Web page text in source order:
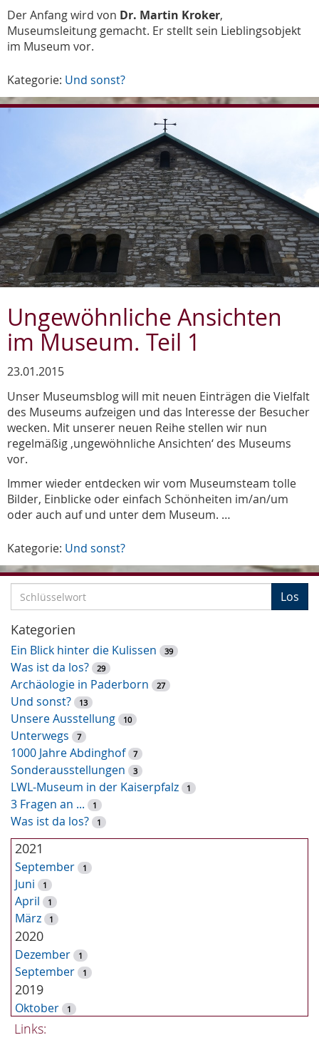
Der Anfang wird von Dr. Martin Kroker,
Museumsleitung gemacht. Er stellt sein Lieblingsobjekt
im Museum vor.
Kategorie: Und sonst?
Ungewöhnliche Ansichten
im Museum. Teil 1
23.01.2015
Unser Museumsblog will mit neuen Einträgen die Vielfalt
des Museums aufzeigen und das Interesse der Besucher
wecken. Mit unserer neuen Reihe stellen wir nun
regelmäßig ‚ungewöhnliche Ansichten‘ des Museums
vor.
Immer wieder entdecken wir vom Museumsteam tolle
Bilder, Einblicke oder einfach Schönheiten im/an/um
oder auch auf und unter dem Museum. …
Kategorie: Und sonst?
c
h
l
ü
s
s
e
l
w
o
r
t
-
S
u
h
e
Los
Kategorien
Ein Blick hinter die Kulissen 39
Was ist da los? 29
Archäologie in Paderborn 27
Und sonst? 13
Unsere Ausstellung 10
Unterwegs 7
1000 Jahre Abdinghof 7
Sonderausstellungen 3
LWL-Museum in der Kaiserpfalz 1
3 Fragen an ... 1
Was ist da los? 1
2021
September 1
Juni 1
April 1
März 1
2020
Dezember 1
September 1
2019
Oktober 1
September
Links: